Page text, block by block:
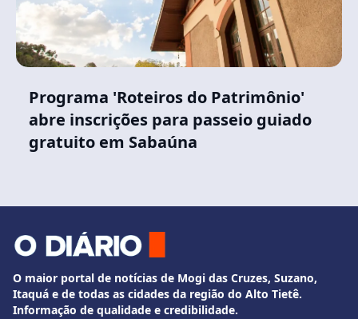
Programa 'Roteiros do Patrimônio'
abre inscrições para passeio guiado
gratuito em Sabaúna
O maior portal de notícias de Mogi das Cruzes, Suzano,
Itaquá e de todas as cidades da região do Alto Tietê.
Informação de qualidade e credibilidade.